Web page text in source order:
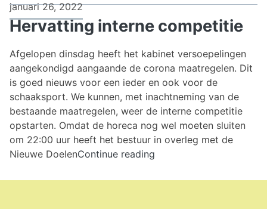
januari 26, 2022
Hervatting interne competitie
Afgelopen dinsdag heeft het kabinet versoepelingen
aangekondigd aangaande de corona maatregelen. Dit
is goed nieuws voor een ieder en ook voor de
schaaksport. We kunnen, met inachtneming van de
bestaande maatregelen, weer de interne competitie
opstarten. Omdat de horeca nog wel moeten sluiten
om 22:00 uur heeft het bestuur in overleg met de
Nieuwe DoelenContinue reading
competitie